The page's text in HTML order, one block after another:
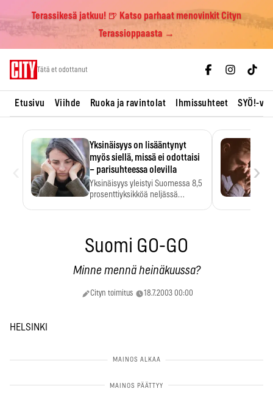
Terassikesä jatkuu! 🍺 Katso parhaat menovinkit Cityn
Terassioppaasta →
Tätä et odottanut
Etusivu Viihde Ruoka ja ravintolat Ihmissuhteet SYÖ!-
Yksinäisyys on lisääntynyt
myös siellä, missä ei odottaisi
– parisuhteessa olevilla
Yksinäisyys yleistyi Suomessa 8,5
prosenttiyksikköä neljässä
›
Suomi GO-GO
Minne mennä heinäkuussa?
Cityn toimitus 18.7.2003 00:00
HELSINKI